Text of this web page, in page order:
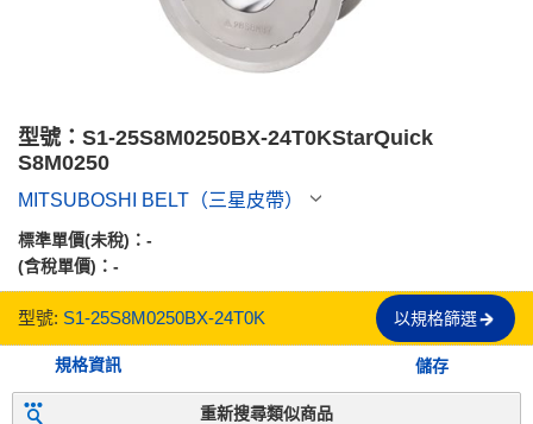
型號：S1-25S8M0250BX-24T0KStarQuick
S8M0250
MITSUBOSHI BELT（三星皮帶）
標準單價(未稅)： -
(含稅單價)： -
型號: S1-25S8M0250BX-24T0K 以規格篩選
規格資訊 儲存
重新搜尋類似商品